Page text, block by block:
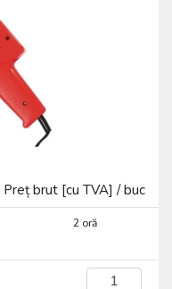
Preț brut [cu TVA] / buc
2 oră